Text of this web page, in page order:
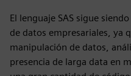
El lenguaje SAS sigue
de datos empresariales, ya
manipulación de datos,
presencia de larga data en